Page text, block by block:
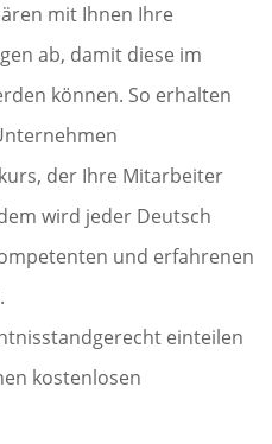
mit Ihnen Ihre
ab, damit diese im
können. So erhalten
der Ihre Mitarbeiter
wird jeder Deutsch
und erfahrenen
einteilen
kostenlosen